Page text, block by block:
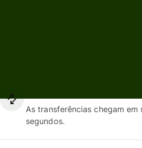
As transferências chegam em
segundos.